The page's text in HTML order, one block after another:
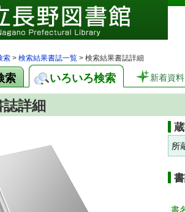
索 > 検索結果書誌一覧 > 検索結果書誌詳細
索 いろいろ検索 新着資料
詳細
所
書